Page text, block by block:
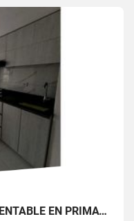
SE VENDE APARTAESTUDIO RENTABLE EN PRIMAVERA 6-39 ET 2